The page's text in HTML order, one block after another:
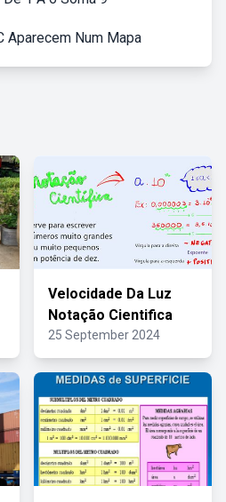
Aparecem Num Mapa
Velocidade Da Luz
Notação Cientifica
25 September 2024